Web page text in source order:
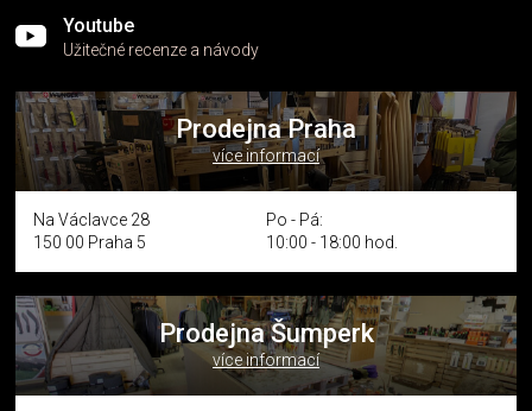
Youtube
Užitečné recenze a návody
Prodejna Praha
více informací
Na Václavce 28
150 00 Praha 5
Po - Pá:
10:00 - 18:00 hod.
Prodejna Šumperk
více informací